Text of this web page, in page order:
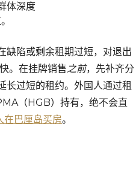
体深度
缺陷或剩余租期过短，对退出
。在挂牌销售之前，先补齐分
长过短的租约。外国人通过租
（HGB）持有，绝不会直
在巴厘岛买房。